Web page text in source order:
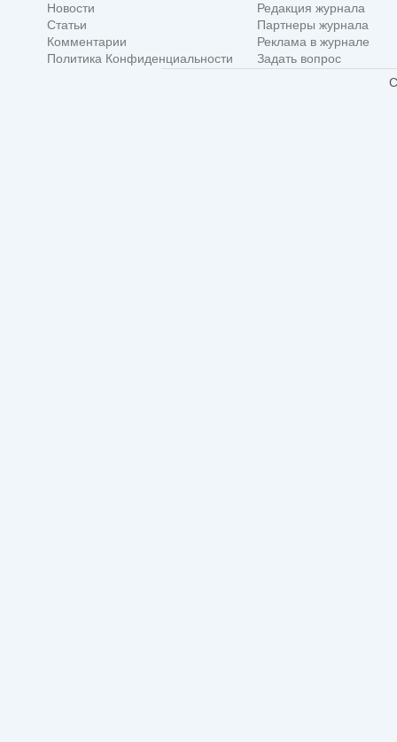
Новости
Редакция журнала
Статьи
Партнеры журнала
Комментарии
Реклама в журнале
Политика Конфиденциальности
Задать вопрос